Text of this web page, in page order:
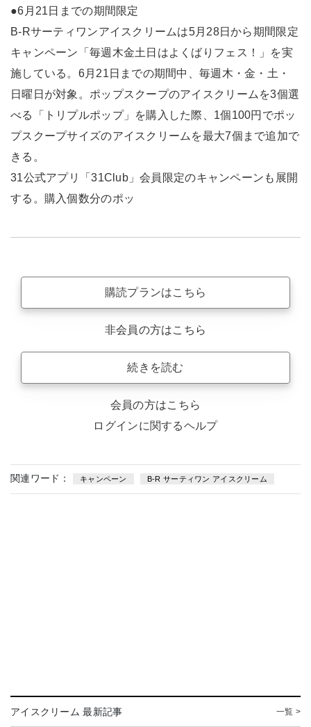
●6月21日までの期間限定
B-Rサーティワンアイスクリームは5月28日から期間限定
キャンペーン「毎週木金土日はよくばりフェス！」を実
施している。6月21日までの期間中、毎週木・金・土・
日曜日が対象。ポップスクープのアイスクリームを3個選
べる「トリプルポップ」を購入した際、1個100円でポッ
プスクープサイズのアイスクリームを最大7個まで追加で
きる。
31公式アプリ「31Club」会員限定のキャンペーンも展開
する。購入個数分のポッ
購読プランはこちら
非会員の方はこちら
続きを読む
会員の方はこちら
ログインに関するヘルプ
関連ワード： キャンペーン B-R サーティワン アイスクリーム
アイスクリーム 最新記事 一覧 >